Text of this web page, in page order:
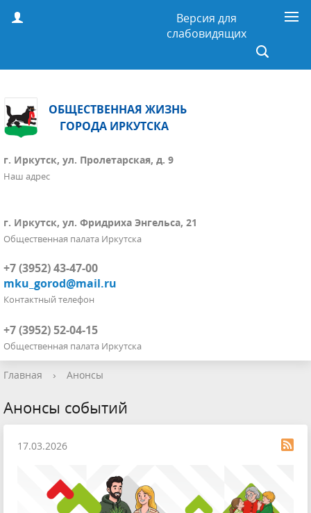
Версия для
слабовидящих
ОБЩЕСТВЕННАЯ ЖИЗНЬ
ГОРОДА ИРКУТСКА
г. Иркутск, ул. Пролетарская, д. 9
Наш адрес
г. Иркутск, ул. Фридриха Энгельса, 21
Общественная палата Иркутска
+7 (3952) 43-47-00
mku_gorod@mail.ru
Контактный телефон
+7 (3952) 52-04-15
Общественная палата Иркутска
Главная › Анонсы
Анонсы событий
17.03.2026